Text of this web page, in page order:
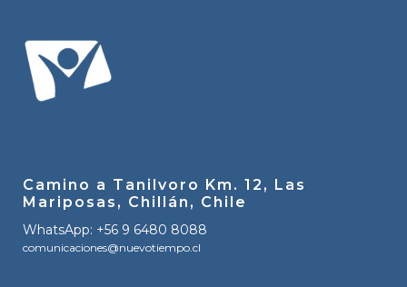
Camino a Tanilvoro Km. 12, Las
Mariposas, Chillán, Chile
WhatsApp: +56 9 6480 8088
comunicaciones@nuevotiempo.cl